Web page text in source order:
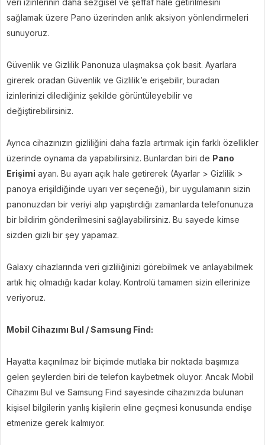
sağlamak üzere Pano üzerinden anlık aksiyon yönlendirmeleri
sunuyoruz.
Güvenlik ve Gizlilik Panonuza ulaşmaksa çok basit. Ayarlara
girerek oradan Güvenlik ve Gizlilik’e erişebilir, buradan
izinlerinizi dilediğiniz şekilde görüntüleyebilir ve
değiştirebilirsiniz.
Ayrıca cihazınızın gizliliğini daha fazla artırmak için farklı özellikler
üzerinde oynama da yapabilirsiniz. Bunlardan biri de Pano
Erişimi ayarı. Bu ayarı açık hale getirerek (Ayarlar > Gizlilik >
panoya erişildiğinde uyarı ver seçeneği), bir uygulamanın sizin
panonuzdan bir veriyi alıp yapıştırdığı zamanlarda telefonunuza
bir bildirim gönderilmesini sağlayabilirsiniz. Bu sayede kimse
sizden gizli bir şey yapamaz.
Galaxy cihazlarında veri gizliliğinizi görebilmek ve anlayabilmek
artık hiç olmadığı kadar kolay. Kontrolü tamamen sizin ellerinize
veriyoruz.
Mobil Cihazımı Bul / Samsung Find:
Hayatta kaçınılmaz bir biçimde mutlaka bir noktada başımıza
gelen şeylerden biri de telefon kaybetmek oluyor. Ancak Mobil
Cihazımı Bul ve Samsung Find sayesinde cihazınızda bulunan
kişisel bilgilerin yanlış kişilerin eline geçmesi konusunda endişe
etmenize gerek kalmıyor.